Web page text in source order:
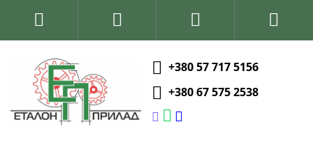
+380 57 717 5156
+380 67 575 2538